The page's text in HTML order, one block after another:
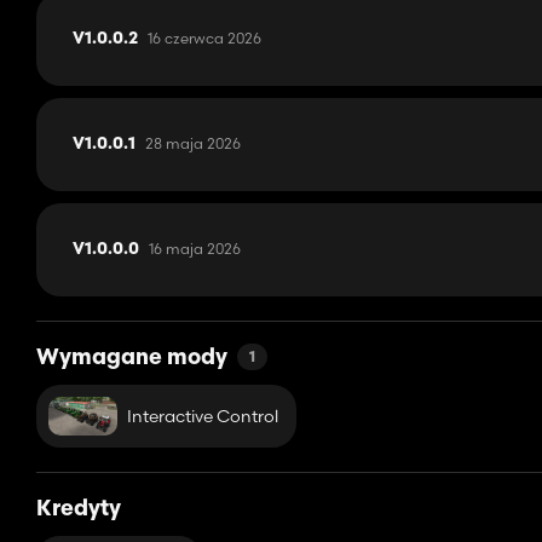
Dzięki maksymalnej prędkości 150 km/h TLF4000 jest nie tylko
Cena
Cena wywoławcza: 480 000 euro
Wniosek
TLF4000 to idealny wybór dla każdego, kto szuka
Liczne opcje konfiguracji i animowane funkcje sprawiają, że
V1.0.0.2 16 czerwca 2026
V1.0.0.1 28 maja 2026
V1.0.0.0 16 maja 2026
Wymagane mody 1
Interactive Control
Kredyty